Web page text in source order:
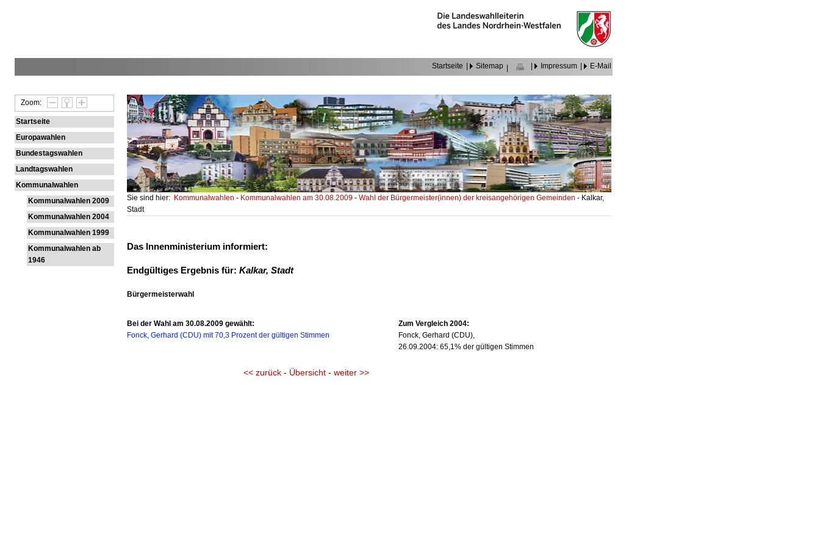
Startseite Sitemap Impressum E-Mail
Zoom:
Startseite
Europawahlen
Bundestagswahlen
Landtagswahlen
Kommunalwahlen
Kommunalwahlen 2009
Kommunalwahlen 2004
Kommunalwahlen 1999
Kommunalwahlen ab
1946
Sie sind hier: Kommunalwahlen- Kommunalwahlen am 30.08.2009-Wahl der Bürgermeister(innen) der kreisangehörigen Gemeinden- Kalkar,
Stadt
Das Innenministerium informiert:
Endgültiges Ergebnis für: Kalkar, Stadt
Bürgermeisterwahl
Bei der Wahl am 30.08.2009 gewählt:
Fonck, Gerhard (CDU) mit 70,3 Prozent der gültigen Stimmen
Zum Vergleich 2004:
Fonck, Gerhard (CDU),
26.09.2004: 65,1% der gültigen Stimmen
<< zurück - Übersicht -weiter >>